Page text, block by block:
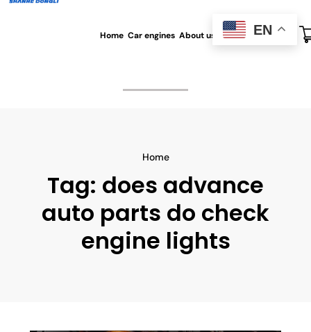
Home Car engines About us All blog Contact us
Home
Tag: does advance
auto parts do check
engine lights
EN